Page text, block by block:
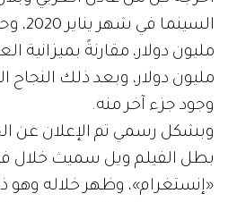
مليون دولار، وبعد ذلك النجاح
وجود جزء آخر منه.
وبشكل رسمي تم الإعلان عن
بطل الفيلم ويل سميث خلال
«إنستغرام»، وظهر خلاله